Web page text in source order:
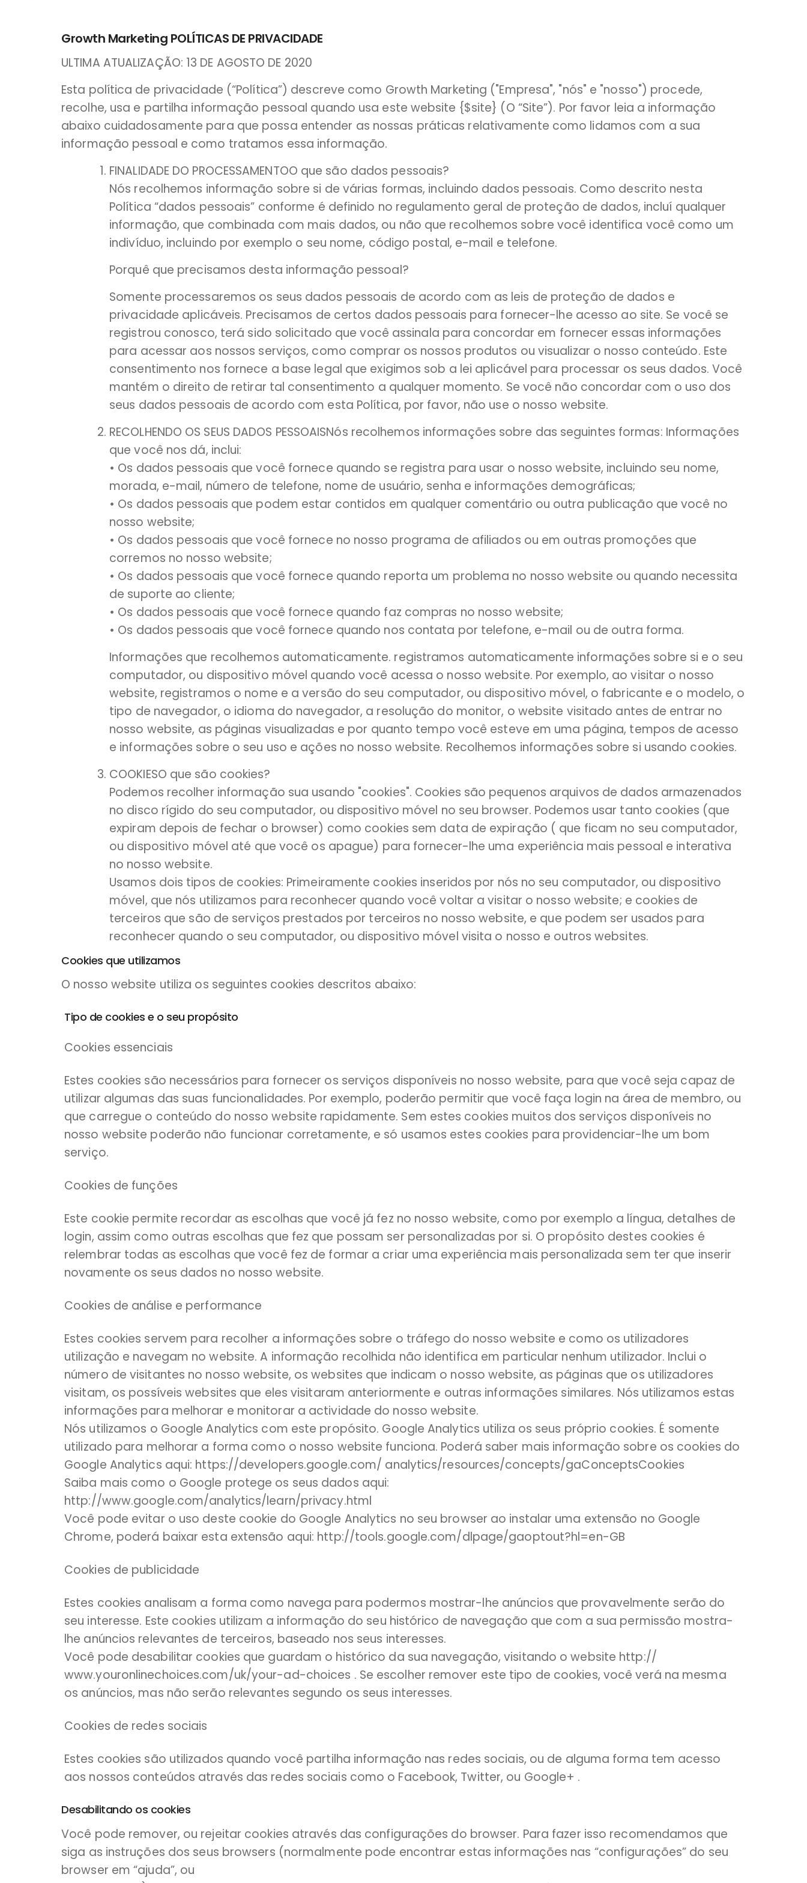
Growth Marketing POLÍTICAS DE PRIVACIDADE
ULTIMA ATUALIZAÇÃO: 13 DE AGOSTO DE 2020
Esta política de privacidade (“Política”) descreve como Growth Marketing ("Empresa", "nós" e "nosso") procede,
recolhe, usa e partilha informação pessoal quando usa este website {$site} (O “Site”). Por favor leia a informação
abaixo cuidadosamente para que possa entender as nossas práticas relativamente como lidamos com a sua
informação pessoal e como tratamos essa informação.
FINALIDADE DO PROCESSAMENTOO que são dados pessoais?
Nós recolhemos informação sobre si de várias formas, incluindo dados pessoais. Como descrito nesta
Política “dados pessoais” conforme é definido no regulamento geral de proteção de dados, incluí qualquer
informação, que combinada com mais dados, ou não que recolhemos sobre você identifica você como um
indivíduo, incluindo por exemplo o seu nome, código postal, e-mail e telefone.
Porquê que precisamos desta informação pessoal?
Somente processaremos os seus dados pessoais de acordo com as leis de proteção de dados e
privacidade aplicáveis. Precisamos de certos dados pessoais para fornecer-lhe acesso ao site. Se você se
registrou conosco, terá sido solicitado que você assinala para concordar em fornecer essas informações
para acessar aos nossos serviços, como comprar os nossos produtos ou visualizar o nosso conteúdo. Este
consentimento nos fornece a base legal que exigimos sob a lei aplicável para processar os seus dados. Você
mantém o direito de retirar tal consentimento a qualquer momento. Se você não concordar com o uso dos
seus dados pessoais de acordo com esta Política, por favor, não use o nosso website.
RECOLHENDO OS SEUS DADOS PESSOAISNós recolhemos informações sobre das seguintes formas: Informações
que você nos dá, inclui:
• Os dados pessoais que você fornece quando se registra para usar o nosso website, incluindo seu nome,
morada, e-mail, número de telefone, nome de usuário, senha e informações demográficas;
• Os dados pessoais que podem estar contidos em qualquer comentário ou outra publicação que você no
nosso website;
• Os dados pessoais que você fornece no nosso programa de afiliados ou em outras promoções que
corremos no nosso website;
• Os dados pessoais que você fornece quando reporta um problema no nosso website ou quando necessita
de suporte ao cliente;
• Os dados pessoais que você fornece quando faz compras no nosso website;
• Os dados pessoais que você fornece quando nos contata por telefone, e-mail ou de outra forma.
Informações que recolhemos automaticamente. registramos automaticamente informações sobre si e o seu
computador, ou dispositivo móvel quando você acessa o nosso website. Por exemplo, ao visitar o nosso
website, registramos o nome e a versão do seu computador, ou dispositivo móvel, o fabricante e o modelo, o
tipo de navegador, o idioma do navegador, a resolução do monitor, o website visitado antes de entrar no
nosso website, as páginas visualizadas e por quanto tempo você esteve em uma página, tempos de acesso
e informações sobre o seu uso e ações no nosso website. Recolhemos informações sobre si usando cookies.
COOKIESO que são cookies?
Podemos recolher informação sua usando "cookies". Cookies são pequenos arquivos de dados armazenados
no disco rígido do seu computador, ou dispositivo móvel no seu browser. Podemos usar tanto cookies (que
expiram depois de fechar o browser) como cookies sem data de expiração ( que ficam no seu computador,
ou dispositivo móvel até que você os apague) para fornecer-lhe uma experiência mais pessoal e interativa
no nosso website.
Usamos dois tipos de cookies: Primeiramente cookies inseridos por nós no seu computador, ou dispositivo
móvel, que nós utilizamos para reconhecer quando você voltar a visitar o nosso website; e cookies de
terceiros que são de serviços prestados por terceiros no nosso website, e que podem ser usados para
reconhecer quando o seu computador, ou dispositivo móvel visita o nosso e outros websites.
Cookies que utilizamos
O nosso website utiliza os seguintes cookies descritos abaixo:
Tipo de cookies e o seu propósito
Cookies essenciais
Estes cookies são necessários para fornecer os serviços disponíveis no nosso website, para que você seja capaz de
utilizar algumas das suas funcionalidades. Por exemplo, poderão permitir que você faça login na área de membro, ou
que carregue o conteúdo do nosso website rapidamente. Sem estes cookies muitos dos serviços disponíveis no
nosso website poderão não funcionar corretamente, e só usamos estes cookies para providenciar-lhe um bom
serviço.
Cookies de funções
Este cookie permite recordar as escolhas que você já fez no nosso website, como por exemplo a língua, detalhes de
login, assim como outras escolhas que fez que possam ser personalizadas por si. O propósito destes cookies é
relembrar todas as escolhas que você fez de formar a criar uma experiência mais personalizada sem ter que inserir
novamente os seus dados no nosso website.
Cookies de análise e performance
Estes cookies servem para recolher a informações sobre o tráfego do nosso website e como os utilizadores
utilização e navegam no website. A informação recolhida não identifica em particular nenhum utilizador. Inclui o
número de visitantes no nosso website, os websites que indicam o nosso website, as páginas que os utilizadores
visitam, os possíveis websites que eles visitaram anteriormente e outras informações similares. Nós utilizamos estas
informações para melhorar e monitorar a actividade do nosso website.
Nós utilizamos o Google Analytics com este propósito. Google Analytics utiliza os seus próprio cookies. É somente
utilizado para melhorar a forma como o nosso website funciona. Poderá saber mais informação sobre os cookies do
Google Analytics aqui: https://developers.google.com/ analytics/resources/concepts/gaConceptsCookies
Saiba mais como o Google protege os seus dados aqui:
http://www.google.com/analytics/learn/privacy.html
Você pode evitar o uso deste cookie do Google Analytics no seu browser ao instalar uma extensão no Google
Chrome, poderá baixar esta extensão aqui: http://tools.google.com/dlpage/gaoptout?hl=en-GB
Cookies de publicidade
Estes cookies analisam a forma como navega para podermos mostrar-lhe anúncios que provavelmente serão do
seu interesse. Este cookies utilizam a informação do seu histórico de navegação que com a sua permissão mostra-
lhe anúncios relevantes de terceiros, baseado nos seus interesses.
Você pode desabilitar cookies que guardam o histórico da sua navegação, visitando o website http://
www.youronlinechoices.com/uk/your-ad-choices . Se escolher remover este tipo de cookies, você verá na mesma
os anúncios, mas não serão relevantes segundo os seus interesses.
Cookies de redes sociais
Estes cookies são utilizados quando você partilha informação nas redes sociais, ou de alguma forma tem acesso
aos nossos conteúdos através das redes sociais como o Facebook, Twitter, ou Google+ .
Desabilitando os cookies
Você pode remover, ou rejeitar cookies através das configurações do browser. Para fazer isso recomendamos que
siga as instruções dos seus browsers (normalmente pode encontrar estas informações nas “configurações” do seu
browser em “ajuda”, ou